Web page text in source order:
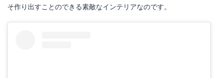
そ作り出すことのできる素敵なインテリアなのです。